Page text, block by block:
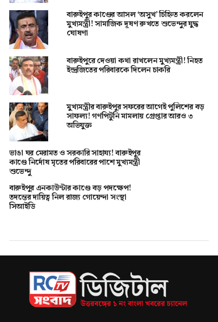
বারুইপুর কাণ্ডের আসল ‘অসুখ’ চিহ্নিত করলেন
মুখ্যমন্ত্রী! সামাজিক দূষণ রুখতে শুভেন্দুর যুদ্ধ
ঘোষণা
বারুইপুরে দেওয়া কথা রাখলেন মুখ্যমন্ত্রী! নিহত
ইন্দ্রজিতের পরিবারকে দিলেন চাকরি
মুখ্যমন্ত্রীর বারুইপুর সফরের আগেই পুলিশের বড়
সাফল্য! গণপিটুনি মামলায় গ্রেপ্তার আরও ৩
অভিযুক্ত
ভাঙা ঘর মেরামত ও সরকারি সাহায্য! বারুইপুর
কাণ্ডে নির্দোষ মৃতের পরিবারের পাশে মুখ্যমন্ত্রী
শুভেন্দু
বারুইপুর এনকাউন্টার কাণ্ডে বড় পদক্ষেপ!
তদন্তের দায়িত্ব নিল রাজ্য গোয়েন্দা সংস্থা
সিআইডি